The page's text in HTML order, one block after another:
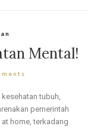
Mental!
tubuh,
pemerintah
home, terkadang